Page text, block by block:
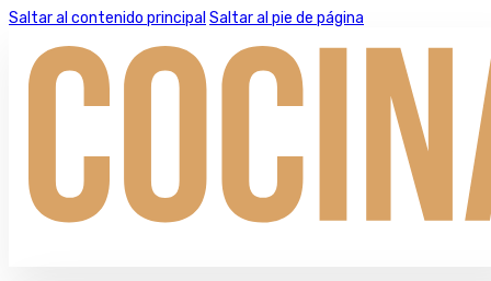
Saltar al contenido principal Saltar al pie de página